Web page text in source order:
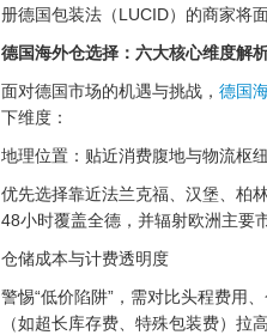
册德国包装法（LUCID）的商家将
德国海外仓选择：六大核心维度解
面对德国市场的机遇与挑战， 德国
下维度：
地理位置：贴近消费腹地与物流枢纽
优先选择靠近法兰克福、汉堡、柏
48小时覆盖全德，并辐射欧洲主要市
仓储成本与计费透明度
警惕“低价陷阱”，需对比头程费用
（如超长库存费、特殊包装费）拉